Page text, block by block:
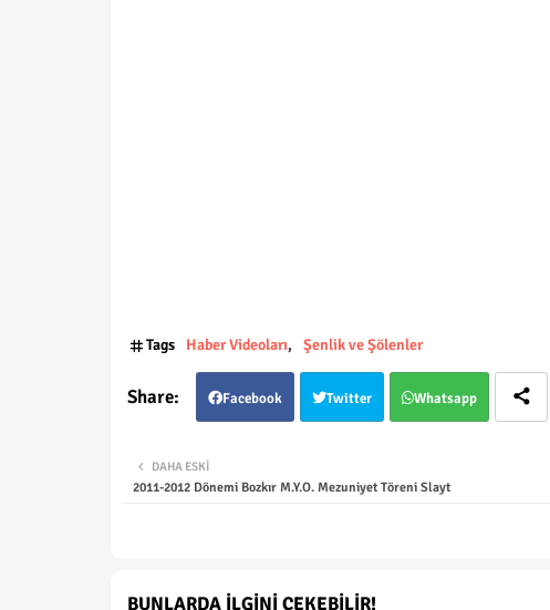
Tags Haber Videoları Şenlik ve Şölenler
Facebook Twitter Whatsapp
DAHA ESKI
2011-2012 Dönemi Bozkır M.Y.O. Mezuniyet Töreni Slayt
BUNLARDA İLGINI ÇEKEBILIR!